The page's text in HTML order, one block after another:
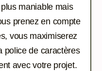
maniable mais
prenez en compte
vous maximiserez
police de caractères
avec votre projet.